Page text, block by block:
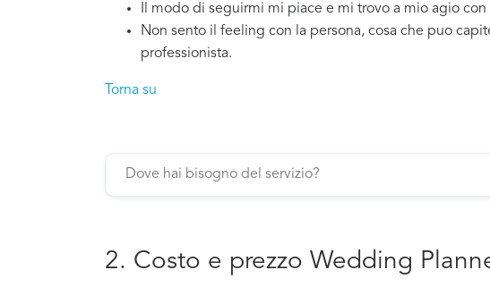
Il modo di seguirmi mi piace e mi trovo a mio agio
Non sento il feeling con la persona, cosa che puo
professionista.
Torna su
2. Costo e prezzo Wedding